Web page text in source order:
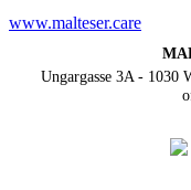
www.malteser.care
Ungargasse 3A - 1030